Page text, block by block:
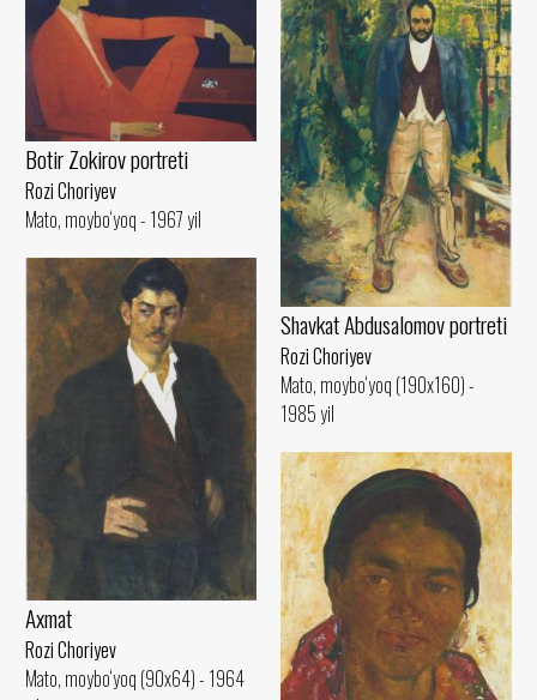
Botir Zokirov portreti
Rozi Choriyev
Mato, moybo‘yoq - 1967 yil
Shavkat Abdusalomov portreti
Rozi Choriyev
Mato, moybo‘yoq (190x160) -
1985 yil
Axmat
Rozi Choriyev
Mato, moybo‘yoq (90x64) - 1964